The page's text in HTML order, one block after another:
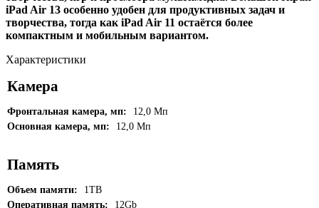
iPad Air 13 особенно удобен для продуктивных задач и
творчества, тогда как iPad Air 11 остаётся более
компактным и мобильным вариантом.
Характеристики
Камера
Фронтальная камера, мп:
12,0 Мп
Основная камера, мп:
12,0 Мп
Память
Объем памяти:
1TB
Оперативная память:
12Gb